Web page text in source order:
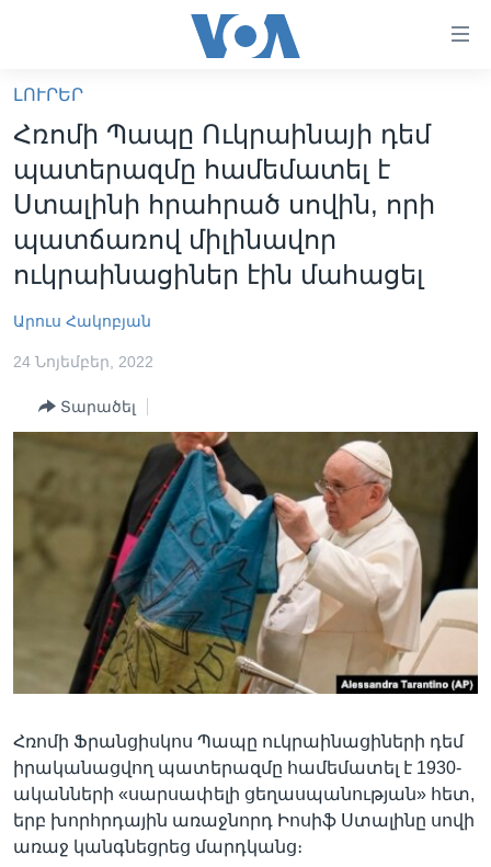
հիմնական
բովանդակությանը
անցնել
հիմնական
բովանդակությանը
հիմնական
բովանդակություն
ԼՈՒՐԵՐ
ՍՓՅՈՒՌՔ
ՏԵՍԱՆՅՈՒԹԵՐ
ՖԻԼՄԵՐ
ՖԻԼՄԵՐ
IN ENGLISH
ՄԵՐ ՄԱՍԻՆ
ՄԵՐ ՄԱՍԻՆ
ԿԱՊ ՄԵԶ ՀԵՏ
ՈՒԿՐԱԻՆԱԿԱՆ ՊԱՏԵՐԱԶՄ
Learning English
ՀԵՏԵՒԵՔ ՄԵԶ
Լեզուներ
ԼՈՒՐԵՐ
Հռոմի Պապը Ուկրաինայի դեմ
պատերազմը համեմատել է
Ստալինի հրահրած սովին, որի
պատճառով միլինավոր
ուկրաինացիներ էին մահացել
Արուս Հակոբյան
24 Նոյեմբեր, 2022
Տարածել
Հռոմի Ֆրանցիսկոս Պապը ուկրաինացիների դեմ
իրականացվող պատերազմը համեմատել է 1930-
ականների «սարսափելի ցեղասպանության» հետ,
երբ խորհրդային առաջնորդ Իոսիֆ Ստալինը սովի
առաջ կանգնեցրեց մարդկանց։